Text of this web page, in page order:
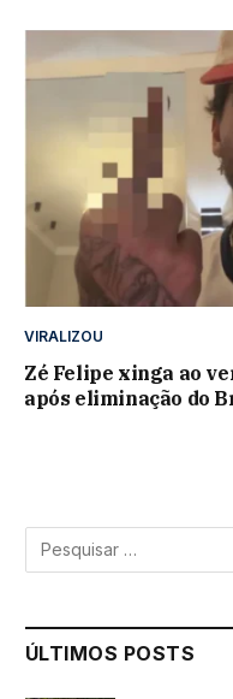
VIRALIZOU
Zé Felipe xinga ao
após eliminação do
ÚLTIMOS POSTS